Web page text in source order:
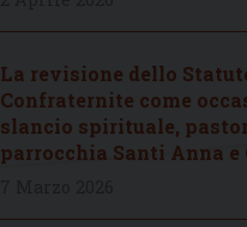
La revisione dello
Confraternite come
slancio spirituale,
parrocchia Santi Anna